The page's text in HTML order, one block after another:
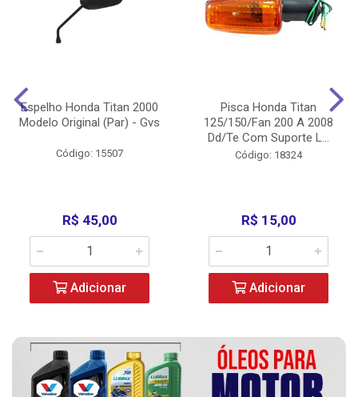
Espelho Honda Titan 2000
Modelo Original (Par) - Gvs
Código: 15507
R$ 45,00
Adicionar
Pisca Honda Titan
125/150/Fan 200 A 2008
Dd/Te Com Suporte L...
Código: 18324
R$ 15,00
Adicionar